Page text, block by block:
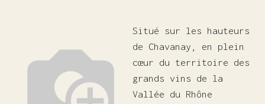
Situé sur les hauteurs
de Chavanay, en plein
cœur du territoire des
grands vins de la
Vallée du Rhône